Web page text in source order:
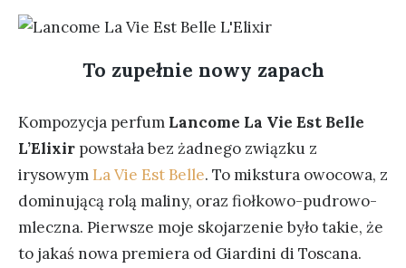
To zupełnie nowy zapach
Kompozycja perfum Lancome La Vie Est Belle
L’Elixir powstała bez żadnego związku z
irysowym La Vie Est Belle. To mikstura owocowa, z
dominującą rolą maliny, oraz fiołkowo-pudrowo-
mleczna. Pierwsze moje skojarzenie było takie, że
to jakaś nowa premiera od Giardini di Toscana.